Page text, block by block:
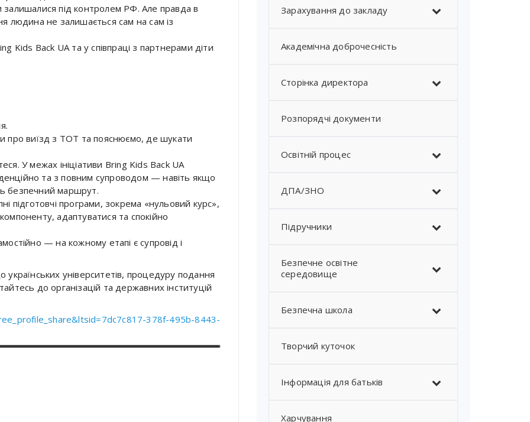
під контролем РФ. Але правда в
людина не залишається сам на сам із
Kids Back UA та у співпраці з партнерами діти
про виїзд з ТОТ та пояснюємо, де шукати
У межах ініціативи Bring Kids Back UA
та з повним супроводом — навіть якщо
безпечний маршрут.
підготовчі програми, зокрема «нульовий курс»,
адаптуватися та спокійно
— на кожному етапі є супровід і
університетів, процедуру подання
до організацій та державних інституцій
378f-495b-8443-
Зарахування до закладу
Академічна доброчесність
Сторінка директора
Розпорядчі документи
Освітній процес
ДПА/ЗНО
Підручники
Безпечне освітне
середовище
Безпечна школа
Творчий куточок
Інформація для батьків
Харчування